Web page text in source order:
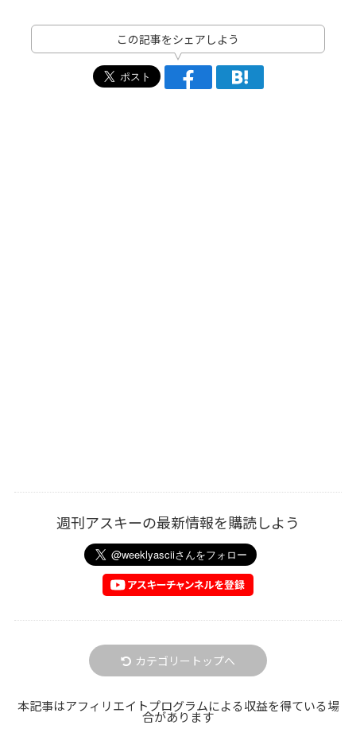
この記事をシェアしよう
週刊アスキーの最新情報を購読しよう
カテゴリートップへ
本記事はアフィリエイトプログラムによる収益を得ている場
合があります